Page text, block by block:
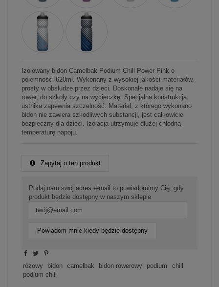
Izolowany bidon Camelbak Podium Chill Power Pink o
pojemności 620ml. Wykonany z wysokiej jakości materiałów,
prosty w obsłudze przez dzieci. Doskonale nadaje się na
rower, do szkoły czy na wycieczkę. Specjalna konstrukcja
ustnika zapewnia szczelność. Materiał, z którego wykonano
bidon nie zawiera szkodliwych substancji, jest całkowicie
bezpieczny dla dzieci. Izolacja utrzymuje dłużej chłodną
temperaturę napoju.
Zapytaj o ten produkt
Podaj nam swój adres e-mail to powiadomimy Cię, gdy
produkt będzie dostępny w naszym sklepie
Powiadom mnie kiedy będzie dostępny
różowy bidon camelbak bidon rowerowy podium
chill
podium chill